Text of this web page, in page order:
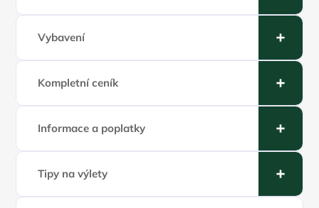
Vybavení
Kompletní ceník
Informace a poplatky
Tipy na výlety